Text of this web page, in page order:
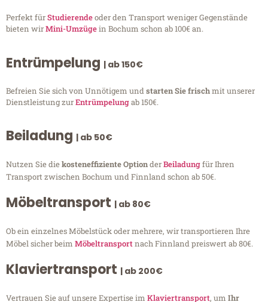
Perfekt fürStudierendeoder den Transport weniger Gegenstände
bieten wirMini-Umzügein Bochum schon ab 100€ an.
Entrümpelung | ab 150€
Befreien Sie sich von Unnötigem undstarten Sie frischmit unserer
Dienstleistung zurEntrümpelungab 150€.
Beiladung | ab 50€
Nutzen Sie diekosteneffiziente OptionderBeiladungfür Ihren
Transport zwischen Bochum und Finnland schon ab 50€.
Möbeltransport | ab 80€
Ob ein einzelnes Möbelstück oder mehrere, wir transportieren Ihre
Möbel sicher beim Möbeltransportnach Finnland preiswert ab 80€.
Klaviertransport | ab 200€
Vertrauen Sie auf unsere Expertise im Klaviertransport, um Ihr